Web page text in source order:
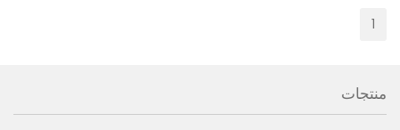
1
منتجات